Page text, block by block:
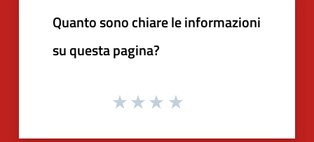
Quanto sono chiare le informazioni
su questa pagina?